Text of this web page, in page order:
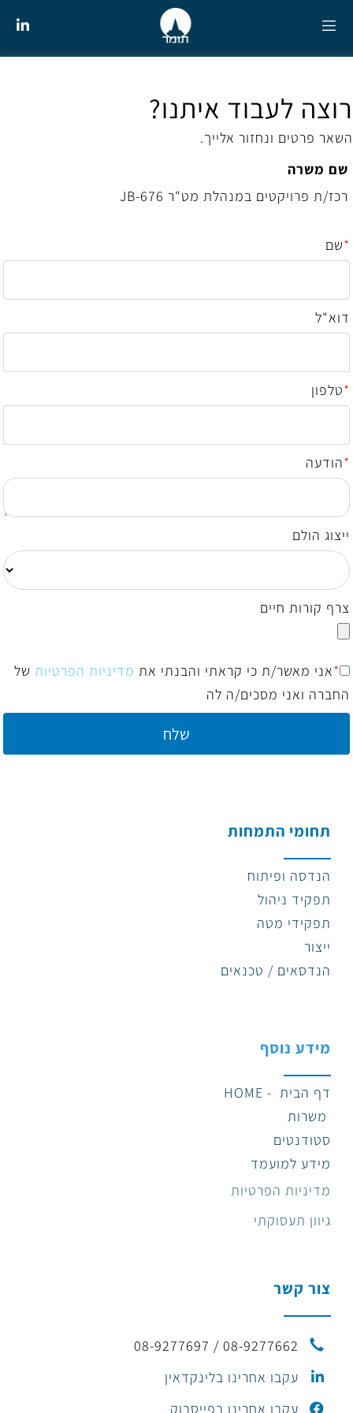
רוצה לעבוד איתנו?
השאר פרטים ונחזור אלייך.
שם משרה
רכז/ת פרויקטים במנהלת מט"ר JB-676
*שם
דוא"ל
*טלפון
*הודעה
ייצוג הולם
צרף קורות חיים
*אני מאשר/ת כי קראתי והבנתי את מדיניות הפרטיות של
החברה ואני מסכים/ה לה
תחומי התמחות
הנדסה ופיתוח
תפקיד ניהול
תפקידי מטה
ייצור
הנדסאים / טכנאים
מידע נוסף
דף הבית - HOME
משרות
סטודנטים
מידע למועמד
מדיניות הפרטיות
גיוון תעסוקתי
צור קשר
08-9277662 / 08-9277697
עקבו אחרינו בלינקדאין
עקבו אחרינו בפייסבוק